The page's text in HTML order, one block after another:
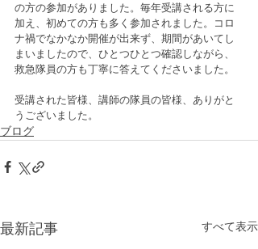
の方の参加がありました。毎年受講される方に
加え、初めての方も多く参加されました。コロ
ナ禍でなかなか開催が出来ず、期間があいてし
まいましたので、ひとつひとつ確認しながら、
救急隊員の方も丁寧に答えてくださいました。
受講された皆様、講師の隊員の皆様、ありがと
うございました。
ブログ
最新記事 すべて表示